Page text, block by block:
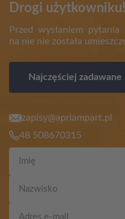
Drogi użytkowniku!
Przed wysłaniem
na nie nie została
Najczęściej zadawane
zapisy@aprlampart.pl
48 508670315